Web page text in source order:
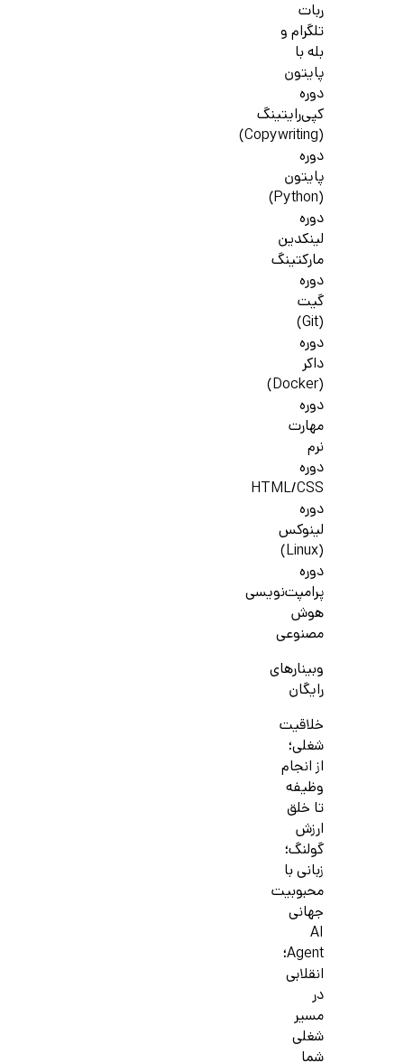
ربات
تلگرام و
بله با
پایتون
دوره
کپی‌رایتینگ
(Copywriting)
دوره
پایتون
(Python)
دوره
لینکدین
مارکتینگ
دوره
گیت
(Git)
دوره
داکر
(Docker)
دوره
مهارت
نرم
دوره
HTML/CSS
دوره
لینوکس
(Linux)
دوره
پرامپت‌نویسی
هوش
مصنوعی
وبینارهای
رایگان
خلاقیت
شغلی؛
از انجام
وظیفه
تا خلق
ارزش
گولنگ؛
زبانی با
محبوبیت
جهانی
AI
Agent؛
انقلابی
در
مسیر
شغلی